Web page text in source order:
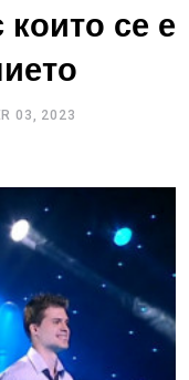
които се е
03, 2023